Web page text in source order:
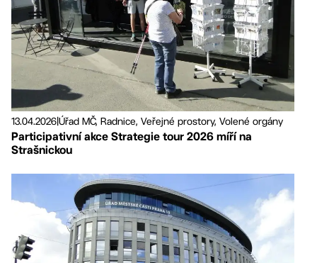
13.04.2026Úřad MČ, Radnice, Veřejné prostory, Volené orgány
Participativní akce Strategie tour 2026 míří na
Strašnickou